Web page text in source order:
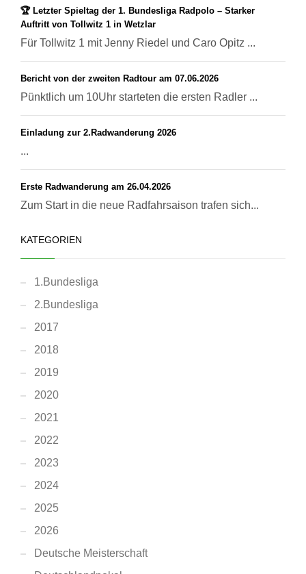
🏆 Letzter Spieltag der 1. Bundesliga Radpolo – Starker
Auftritt von Tollwitz 1 in Wetzlar
Für Tollwitz 1 mit Jenny Riedel und Caro Opitz ...
Bericht von der zweiten Radtour am 07.06.2026
Pünktlich um 10Uhr starteten die ersten Radler ...
Einladung zur 2.Radwanderung 2026
...
Erste Radwanderung am 26.04.2026
Zum Start in die neue Radfahrsaison trafen sich...
KATEGORIEN
1.Bundesliga
2.Bundesliga
2017
2018
2019
2020
2021
2022
2023
2024
2025
2026
Deutsche Meisterschaft